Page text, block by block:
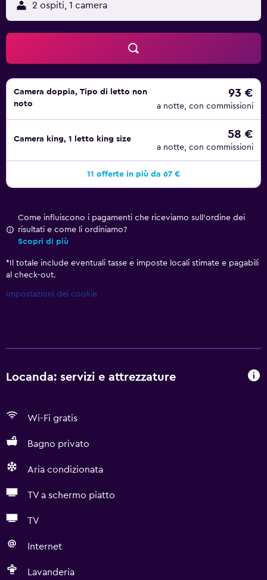
2 ospiti, 1 camera
Camera doppia, Tipo di letto non
noto
93 €
a notte, con commissioni
Camera king, 1 letto king size 58 €
a notte, con commissioni
11 offerte in più da 67 €
Come influiscono i pagamenti che riceviamo sull'ordine dei
risultati e come li ordiniamo?
Scopri di più
* Il totale include eventuali tasse e imposte locali stimate e pagabili
al check-out.
Impostazioni dei cookie
Locanda: servizi e attrezzature
Wi-Fi gratis
Bagno privato
Aria condizionata
TV a schermo piatto
TV
Internet
Lavanderia